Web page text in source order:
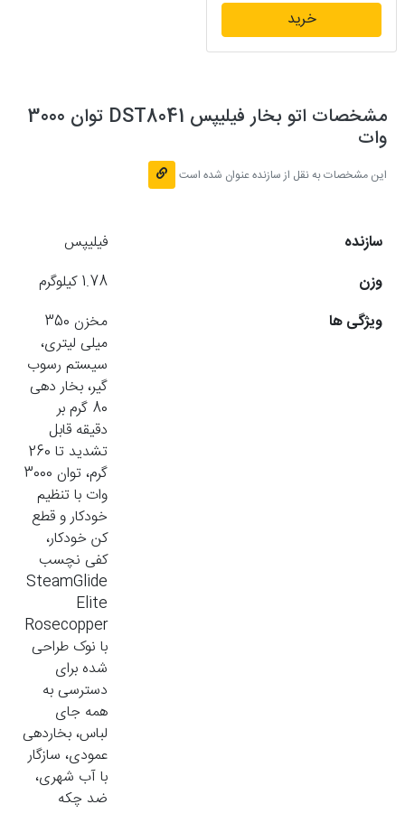
خرید
مشخصات اتو بخار فیلیپس DST8041 توان 3000
وات
این مشخصات به نقل از سازنده عنوان شده است
سازنده
فیلیپس
وزن
1.78 کیلوگرم
ویژگی ها
مخزن 350
میلی لیتری،
سیستم رسوب
گیر، بخار دهی
80 گرم بر
دقیقه قابل
تشدید تا 260
گرم، توان 3000
وات با تنظیم
خودکار و قطع
کن خودکار،
کفی نچسب
SteamGlide
Elite
Rosecopper
با نوک طراحی
شده برای
دسترسی به
همه جای
لباس، بخاردهی
عمودی، سازگار
با آب شهری،
ضد چکه